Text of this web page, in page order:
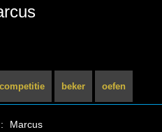
competitie beker oefen
:
Marcus